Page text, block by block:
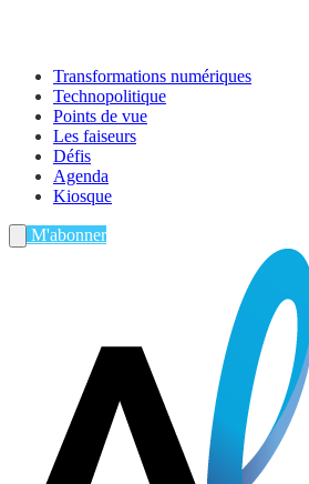
Transformations numériques
Technopolitique
Points de vue
Les faiseurs
Défis
Agenda
Kiosque
M'abonner